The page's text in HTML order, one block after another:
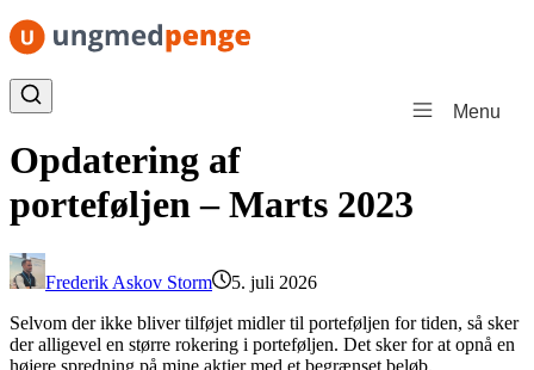
Spring til indhold
Menu
Opdatering af
porteføljen – Marts 2023
Frederik Askov Storm
5. juli 2026
Selvom der ikke bliver tilføjet midler til porteføljen for tiden, så sker
der alligevel en større rokering i porteføljen. Det sker for at opnå en
højere spredning på mine aktier med et begrænset beløb.